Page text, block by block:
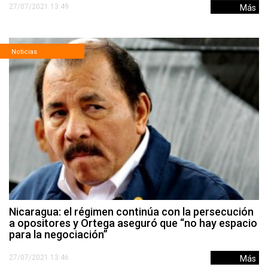
27/07/2021 13:49 Más
Noticias
Nicaragua: el régimen continúa con la persecución
a opositores y Ortega aseguró que “no hay espacio
para la negociación”
27/07/2021 13:46 Más